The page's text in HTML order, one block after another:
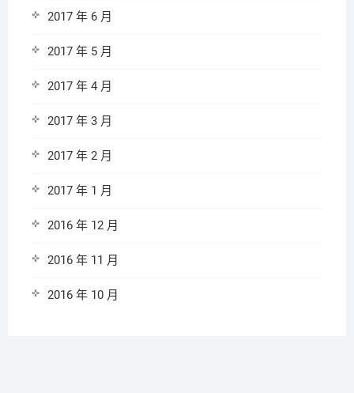
2017 年 6 月
2017 年 5 月
2017 年 4 月
2017 年 3 月
2017 年 2 月
2017 年 1 月
2016 年 12 月
2016 年 11 月
2016 年 10 月